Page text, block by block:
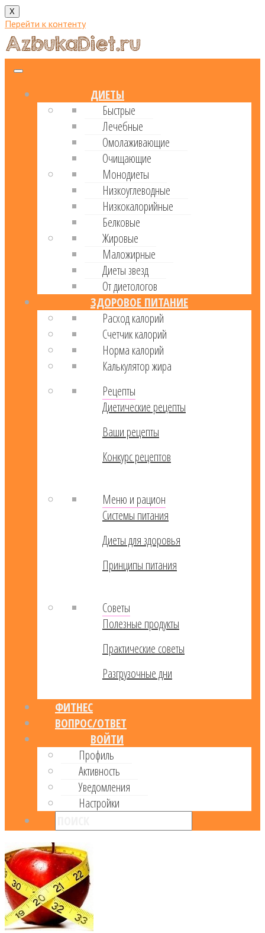
X
Перейти к контенту
ДИЕТЫ
Быстрые
Лечебные
Омолаживающие
Очищающие
Монодиеты
Низкоуглеводные
Низкокалорийные
Белковые
Жировые
Маложирные
Диеты звезд
От диетологов
ЗДОРОВОЕ ПИТАНИЕ
Расход калорий
Cчетчик калорий
Норма калорий
Калькулятор жира
Рецепты
Диетические рецепты
Ваши рецепты
Конкурс рецептов
Меню и рацион
Системы питания
Диеты для здоровья
Принципы питания
Советы
Полезные продукты
Практические советы
Разгрузочные дни
ФИТНЕС
ВОПРОС/ОТВЕТ
ВОЙТИ
Профиль
Активность
Уведомления
Настройки